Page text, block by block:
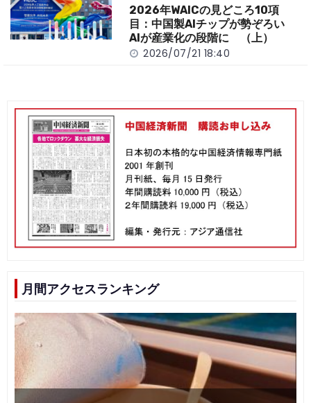
2026年WAICの見どころ10項
目：中国製AIチップが勢ぞろい
AIが産業化の段階に （上）
2026/07/21 18:40
月間アクセスランキング